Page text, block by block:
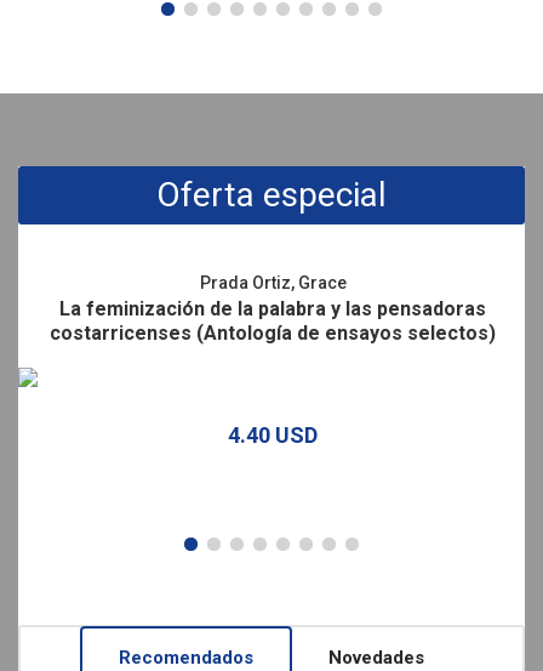
PromocionesOferta especial
Prada Ortiz, Grace
La feminización de la palabra y las pensadoras
costarricenses (Antología de ensayos selectos)
4.40 USD
Recomendados Novedades